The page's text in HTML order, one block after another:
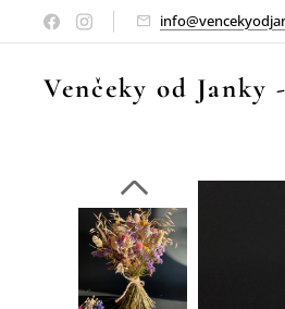
Venčeky od Janky -